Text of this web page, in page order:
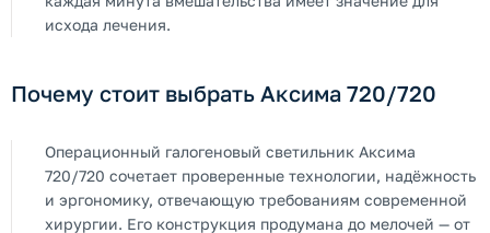
исхода лечения.
Почему стоит выбрать Аксима 720/720
Операционный галогеновый светильник Аксима
720/720 сочетает проверенные технологии, надёжность
и эргономику, отвечающую требованиям современной
хирургии. Его конструкция продумана до мелочей — от